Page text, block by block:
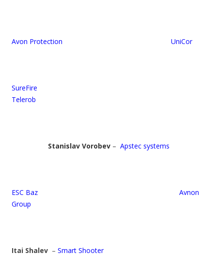
Avon Protection UniCor
SureFire
Telerob
Stanislav Vorobev– Apstec systems
ESC Baz Avnon
Group
Itai Shalev – Smart Shooter